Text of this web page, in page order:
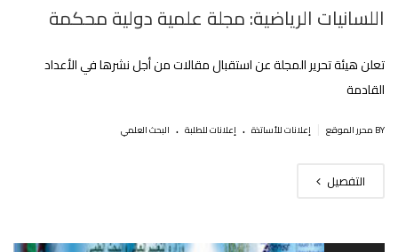
اللسانيات الرياضية: مجلة علمية دولية محكمة
تعلن هيئة تحرير المجلة عن استقبال مقالات من أجل نشرها في الأعداد
القادمة
BY محرر الموقع إعلانات للأساتذة . إعلانات للطلبة . البحث العلمي
التفصيل